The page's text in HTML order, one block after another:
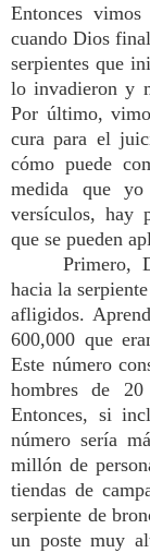
Entonces
cuando Dios
serpientes que
lo invadieron y
Por último,
cura para el
cómo puede
medida que
versículos, hay
que se pueden
Primero,
hacia la
afligidos.
600,000 que
Este número
hombres de
Entonces, si
número sería
millón de
tiendas de
serpiente de
un poste muy